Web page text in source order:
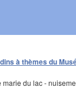
à thèmes du
marie du lac -